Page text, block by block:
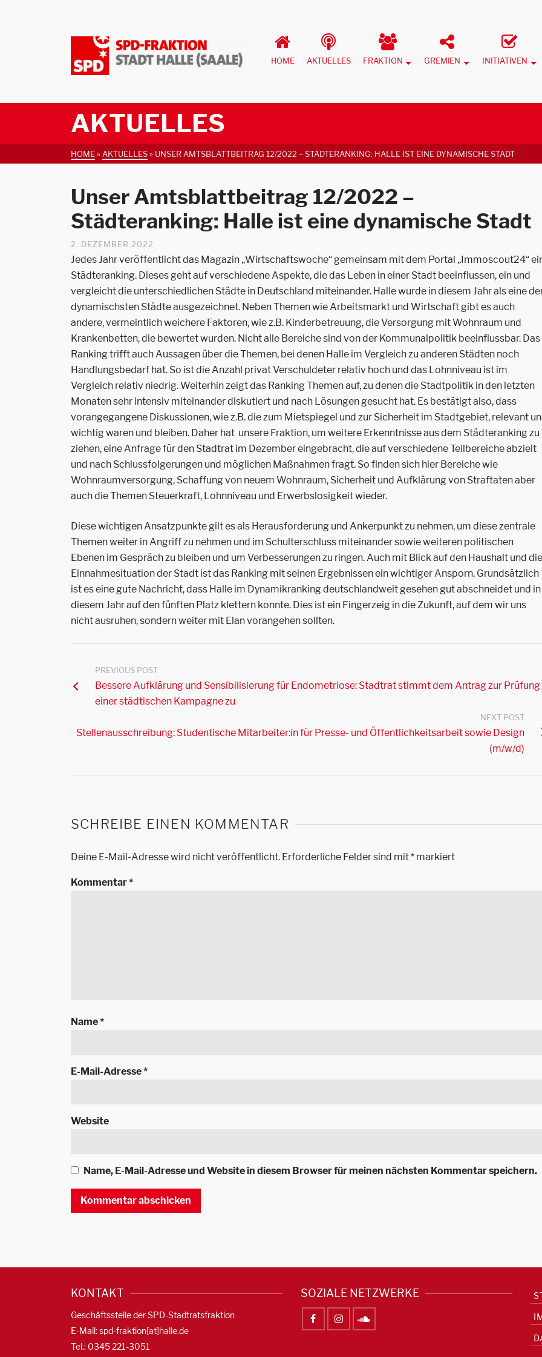
HOME AKTUELLES FRAKTION GREMIEN INITIATIVEN
AKTUELLES
HOME» AKTUELLES» UNSER AMTSBLATTBEITRAG 12/2022 – STÄDTERANKING: HALLE IST EINE DYNAMISCHE STADT
Unser Amtsblattbeitrag 12/2022 –
Städteranking: Halle ist eine dynamische Stadt
2. DEZEMBER 2022
Jedes Jahr veröffentlicht das Magazin „Wirtschaftswoche“ gemeinsam mit dem Portal „Immoscout24“
Städteranking. Dieses geht auf verschiedene Aspekte, die das Leben in einer Stadt beeinflussen, ein und
vergleicht die unterschiedlichen Städte in Deutschland miteinander. Halle wurde in diesem Jahr als eine
dynamischsten Städte ausgezeichnet. Neben Themen wie Arbeitsmarkt und Wirtschaft gibt es auch
andere, vermeintlich weichere Faktoren, wie z.B. Kinderbetreuung, die Versorgung mit Wohnraum und
Krankenbetten, die bewertet wurden. Nicht alle Bereiche sind von der Kommunalpolitik beeinflussbar. Das
Ranking trifft auch Aussagen über die Themen, bei denen Halle im Vergleich zu anderen Städten noch
Handlungsbedarf hat. So ist die Anzahl privat Verschuldeter relativ hoch und das Lohnniveau ist im
Vergleich relativ niedrig. Weiterhin zeigt das Ranking Themen auf, zu denen die Stadtpolitik in den letzten
Monaten sehr intensiv miteinander diskutiert und nach Lösungen gesucht hat. Es bestätigt also, dass
vorangegangene Diskussionen, wie z.B. die zum Mietspiegel und zur Sicherheit im Stadtgebiet, relevant
wichtig waren und bleiben. Daher hat unsere Fraktion, um weitere Erkenntnisse aus dem Städteranking zu
ziehen, eine Anfrage für den Stadtrat im Dezember eingebracht, die auf verschiedene Teilbereiche abzielt
und nach Schlussfolgerungen und möglichen Maßnahmen fragt. So finden sich hier Bereiche wie
Wohnraumversorgung, Schaffung von neuem Wohnraum, Sicherheit und Aufklärung von Straftaten aber
auch die Themen Steuerkraft, Lohnniveau und Erwerbslosigkeit wieder.
Diese wichtigen Ansatzpunkte gilt es als Herausforderung und Ankerpunkt zu nehmen, um diese zentrale
Themen weiter in Angriff zu nehmen und im Schulterschluss miteinander sowie weiteren politischen
Ebenen im Gespräch zu bleiben und um Verbesserungen zu ringen. Auch mit Blick auf den Haushalt und die
Einnahmesituation der Stadt ist das Ranking mit seinen Ergebnissen ein wichtiger Ansporn. Grundsätzlich
ist es eine gute Nachricht, dass Halle im Dynamikranking deutschlandweit gesehen gut abschneidet und in
diesem Jahr auf den fünften Platz klettern konnte. Dies ist ein Fingerzeig in die Zukunft, auf dem wir uns
nicht ausruhen, sondern weiter mit Elan vorangehen sollten.
PREVIOUS POST
Bessere Aufklärung und Sensibilisierung für Endometriose: Stadtrat stimmt dem Antrag zur Prüfung
einer städtischen Kampagne zu
NEXT POST
Stellenausschreibung: Studentische Mitarbeiter:in für Presse- und Öffentlichkeitsarbeit sowie Design
(m/w/d)
SCHREIBE EINEN KOMMENTAR
Deine E-Mail-Adresse wird nicht veröffentlicht. Erforderliche Felder sind mit* markiert
Kommentar*
Name*
E-Mail-Adresse*
Website
Name, E-Mail-Adresse und Website in diesem Browser für meinen nächsten Kommentar speichern.
KONTAKT
Geschäftsstelle der SPD-Stadtratsfraktion
E-Mail: spd-fraktion[at]halle.de
Tel.: 0345 221-3051
SOZIALE NETZWERKE